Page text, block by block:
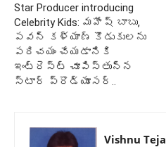
Star Producer introducing
Celebrity Kids: మహేష్ బాబు,
పవన్ కళ్యాణ్ కొడుకులను
పరిచయం చేయడానికి
ఇంట్రెస్ట్ చూపిస్తున్న
స్టార్ ప్రొడ్యూసర్..
Vishnu Teja